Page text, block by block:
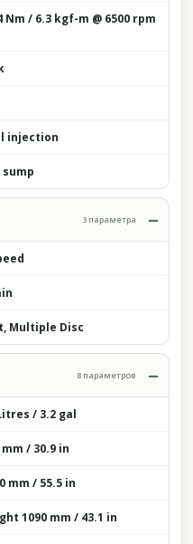
Nm / 6.3 kgf-m @ 6500 rpm
injection
sump
3 параметра
Multiple Disc
8 параметров
/ 3.2 gal
mm / 30.9 in
mm / 55.5 in
1090 mm / 43.1 in